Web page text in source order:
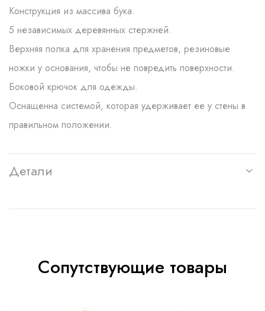
Конструкция из массива бука.
5 независимых деревянных стержней.
Верхняя полка для хранения предметов, резиновые
ножки у основания, чтобы не повредить поверхности.
Боковой крючок для одежды.
Оснащенна системой, которая удерживает ее у стены в
правильном положении.
Детали
Сопутствующие товары